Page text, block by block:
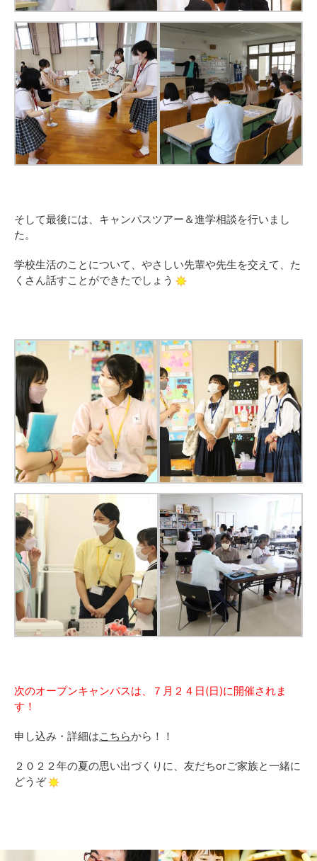
そして最後には、キャンパスツアー＆進学相談を行いまし
た。
学校生活のことについて、やさしい先輩や先生を交えて、た
くさん話すことができたでしょう
次のオープンキャンパスは、７月２４日(日)に開催されま
す！
申し込み・詳細はこちらから！！
２０２２年の夏の思い出づくりに、友だちorご家族と一緒に
どうぞ